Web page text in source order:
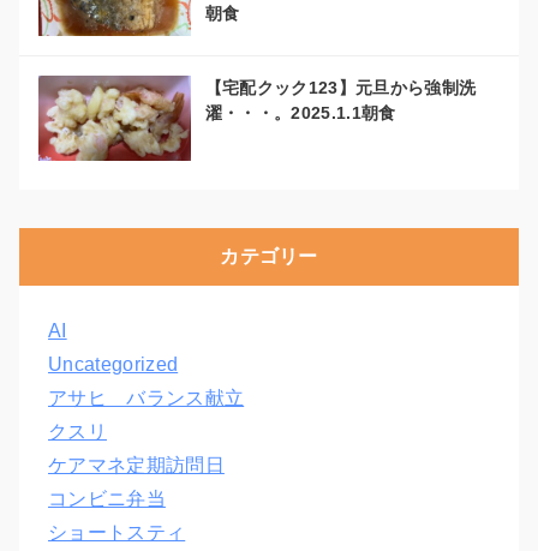
朝食
【宅配クック123】元旦から強制洗
濯・・・。2025.1.1朝食
カテゴリー
AI
Uncategorized
アサヒ バランス献立
クスリ
ケアマネ定期訪問日
コンビニ弁当
ショートスティ